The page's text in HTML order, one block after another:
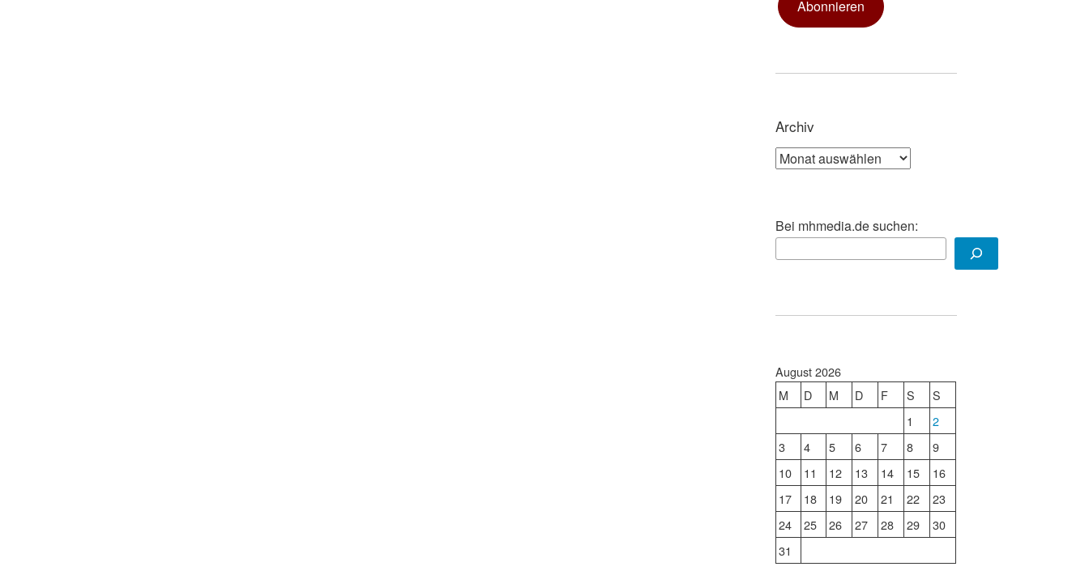
Abonnieren
Archiv
Archiv
Bei mhmedia.de suchen:
August 2026
M
D M D F S
S
1
2
3
4 5 6 7 8
9
10
11 12 13 14 15
16
17
18 19 20 21 22
23
24
25 26 27 28 29
30
31